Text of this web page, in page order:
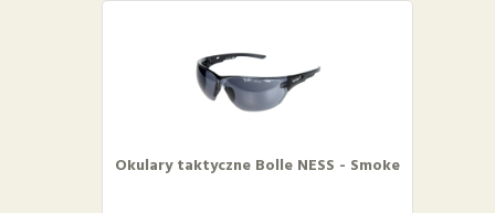
Okulary taktyczne Bolle NESS - Smoke